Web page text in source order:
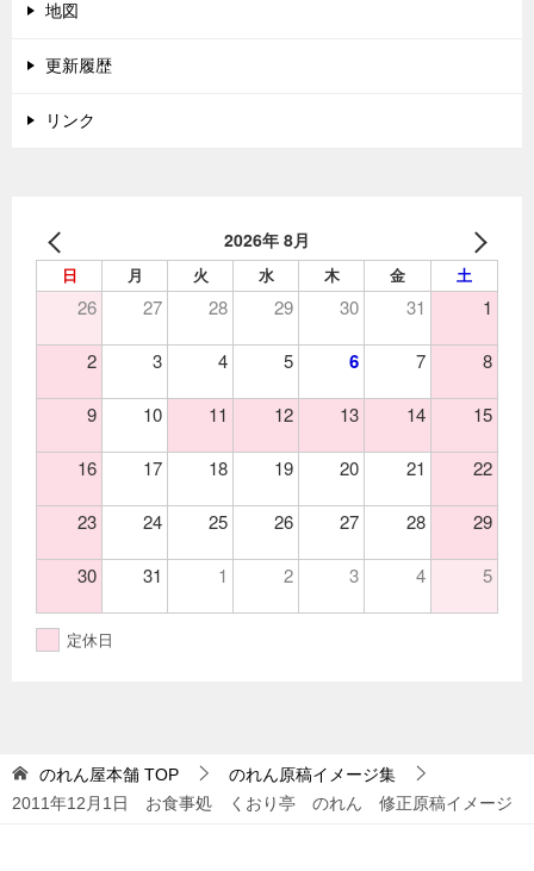
地図
更新履歴
リンク
2026年 8月
日 月 火 水 木 金 土
26 27 28 29 30 31 1
2 3 4 5 6 7 8
9 10 11 12 13 14 15
16 17 18 19 20 21 22
23 24 25 26 27 28 29
30 31 1 2 3 4 5
定休日
のれん屋本舗 TOP
のれん原稿イメージ集
2011年12月1日 お食事処 くおり亭 のれん 修正原稿イメージ